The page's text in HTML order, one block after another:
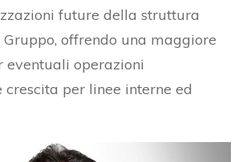
future della struttura
offrendo una maggiore
eventuali operazioni
per linee interne ed